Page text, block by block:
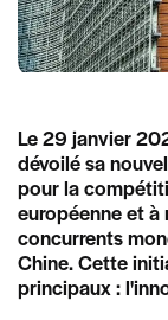
Le 29 janvier
dévoilé sa
pour la
européenne et
concurrents
Chine. Cette
principaux :